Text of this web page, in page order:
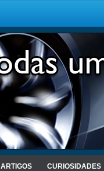
ARTIGOS CURIOSIDADES